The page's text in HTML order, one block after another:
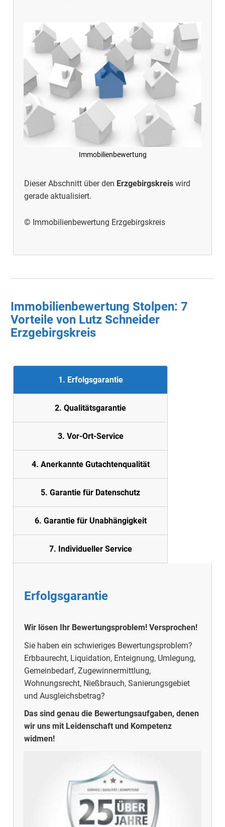
Immobilienbewertung
Dieser Abschnitt über den Erzgebirgskreis wird
gerade aktualisiert.
© Immobilienbewertung Erzgebirgskreis
Immobilienbewertung Stolpen: 7
Vorteile von Lutz Schneider
Erzgebirgskreis
1. Erfolgsgarantie
2. Qualitätsgarantie
3. Vor-Ort-Service
4. Anerkannte Gutachtenqualität
5. Garantie für Datenschutz
6. Garantie für Unabhängigkeit
7. Individueller Service
Erfolgsgarantie
Wir lösen Ihr Bewertungsproblem! Versprochen!
Sie haben ein schwieriges Bewertungsproblem?
Erbbaurecht, Liquidation, Enteignung, Umlegung,
Gemeinbedarf, Zugewinnermittlung,
Wohnungsrecht, Nießbrauch, Sanierungsgebiet
und Ausgleichsbetrag?
Das sind genau die Bewertungsaufgaben, denen
wir uns mit Leidenschaft und Kompetenz
widmen!